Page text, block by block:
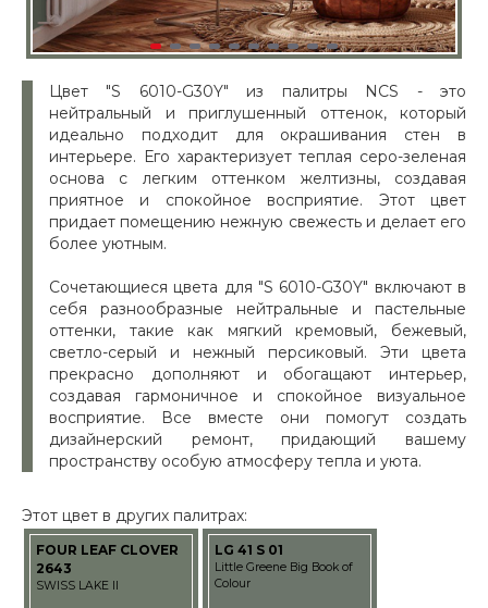
Цвет "S 6010-G30Y" из палитры NCS - это
нейтральный и приглушенный оттенок, который
идеально подходит для окрашивания стен в
интерьере. Его характеризует теплая серо-зеленая
основа с легким оттенком желтизны, создавая
приятное и спокойное восприятие. Этот цвет
придает помещению нежную свежесть и делает его
более уютным.
Сочетающиеся цвета для "S 6010-G30Y" включают в
себя разнообразные нейтральные и пастельные
оттенки, такие как мягкий кремовый, бежевый,
светло-серый и нежный персиковый. Эти цвета
прекрасно дополняют и обогащают интерьер,
создавая гармоничное и спокойное визуальное
восприятие. Все вместе они помогут создать
дизайнерский ремонт, придающий вашему
пространству особую атмосферу тепла и уюта.
Этот цвет в других палитрах:
FOUR LEAF CLOVER
2643
SWISS LAKE II
LG 41 S 01
Little Greene Big Book of
Colour